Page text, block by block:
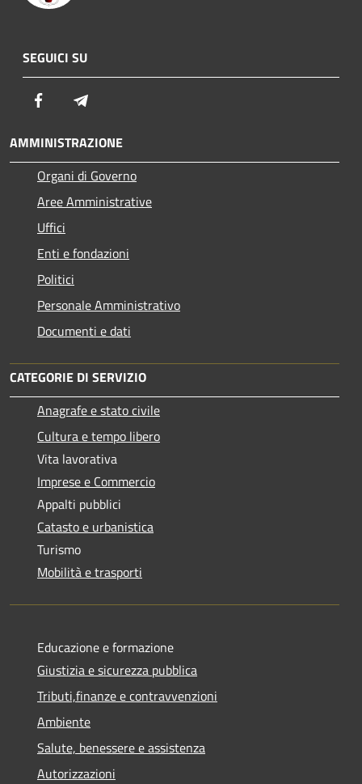
SEGUICI SU
Facebook
AMMINISTRAZIONE
Organi di Governo
Aree Amministrative
Uffici
Enti e fondazioni
Politici
Personale Amministrativo
Documenti e dati
CATEGORIE DI SERVIZIO
Anagrafe e stato civile
Cultura e tempo libero
Vita lavorativa
Imprese e Commercio
Appalti pubblici
Catasto e urbanistica
Turismo
Mobilità e trasporti
Educazione e formazione
Giustizia e sicurezza pubblica
Tributi,finanze e contravvenzioni
Ambiente
Salute, benessere e assistenza
Autorizzazioni